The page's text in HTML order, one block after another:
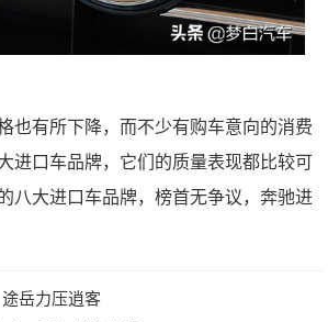
也有所下降，而不少有购车意向的消费
进口车品牌，它们的质量表现都比较可
八大进口车品牌，榜首无争议，奔驰进
岳力压逍客